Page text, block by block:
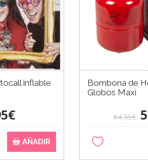
inflable
AÑADIR
Bombona de
Globos Maxi
64,95€